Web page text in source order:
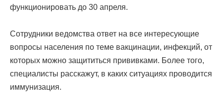
функционировать до 30 апреля.
Сотрудники ведомства ответ на все интересующие
вопросы населения по теме вакцинации, инфекций, от
которых можно защититься прививками. Более того,
специалисты расскажут, в каких ситуациях проводится
иммунизация.